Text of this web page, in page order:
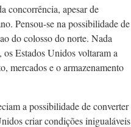
concorrência, apesar de
Pensou-se na possibilidade de
do colosso do norte. Nada
Estados Unidos voltaram a
mercados e o armazenamento
a possibilidade de converter
criar condições inigualáveis